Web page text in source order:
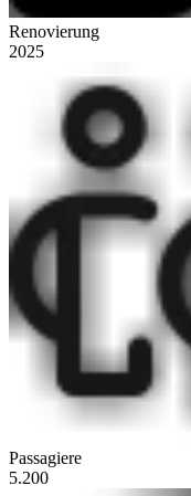
Renovierung
2025
Passagiere
5.200